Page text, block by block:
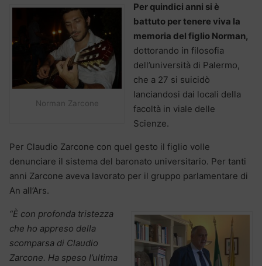
Norman Zarcone
Per quindici anni si è
battuto per tenere viva la
memoria del figlio Norman,
dottorando in filosofia
dell’università di Palermo,
che a 27 si suicidò
lanciandosi dai locali della
facoltà in viale delle
Scienze.
Per Claudio Zarcone con quel gesto il figlio volle
denunciare il sistema del baronato universitario. Per tanti
anni Zarcone aveva lavorato per il gruppo parlamentare di
An all’Ars.
“È con profonda tristezza
che ho appreso della
scomparsa di Claudio
Zarcone. Ha speso l’ultima